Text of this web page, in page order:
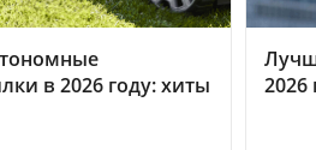
в 2026 году: хиты
2026